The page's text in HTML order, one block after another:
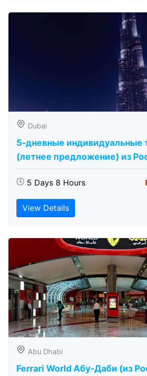
Dubai
5-дневные индивидуальные
(летнее предложение) из
5 Days 8 Hours
View Details
Abu Dhabi
Ferrari World Абу-Даби (из